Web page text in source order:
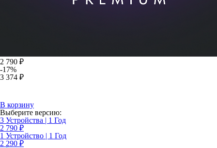
2 790 ₽
-17%
3 374 ₽
В корзину
Выберите версию:
3 Устройства | 1 Год
2 790 ₽
1 Устройство | 1 Год
2 290 ₽